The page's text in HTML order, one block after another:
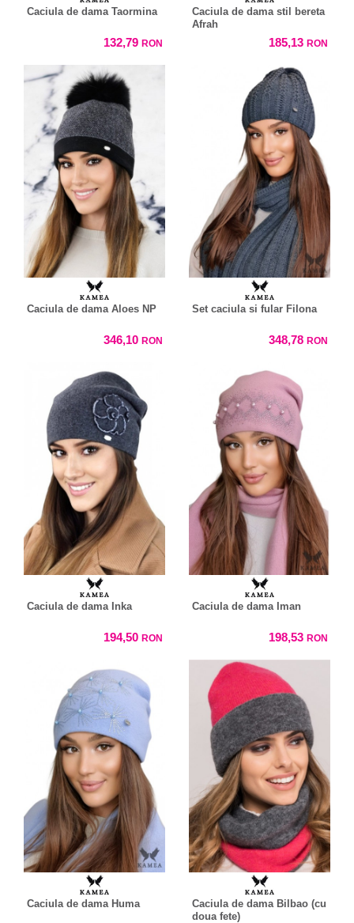
Caciula de dama Taormina
132,79 RON
Caciula de dama stil bereta
Afrah
185,13 RON
Caciula de dama Aloes NP
346,10 RON
Set caciula si fular Filona
348,78 RON
Caciula de dama Inka
194,50 RON
Caciula de dama Iman
198,53 RON
Caciula de dama Huma
Caciula de dama Bilbao (cu
doua fete)